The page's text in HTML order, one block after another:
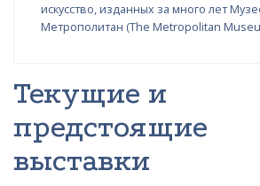
искусство, изданных за много лет
Метрополитан (The Metropolitan
Текущие и
предстоящие
выставки